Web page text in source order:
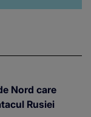
Nord care
Rusiei